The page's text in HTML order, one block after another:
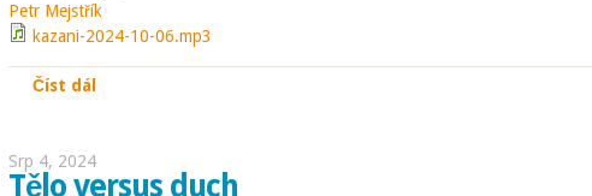
Petr Mejstřík
kazani-2024-10-06.mp3
Číst dál
Srp 4, 2024
Tělo versus duch